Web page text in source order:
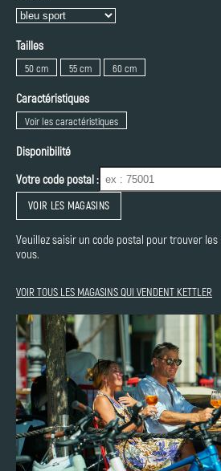
Tailles
50 cm 55 cm 60 cm
Caractéristiques
Voir les caractéristiques
Disponibilité
Votre code postal :
VOIR LES MAGASINS
Veuillez saisir un code postal pour trouver
vous.
VOIR TOUS LES MAGASINS QUI VENDENT KETTLER